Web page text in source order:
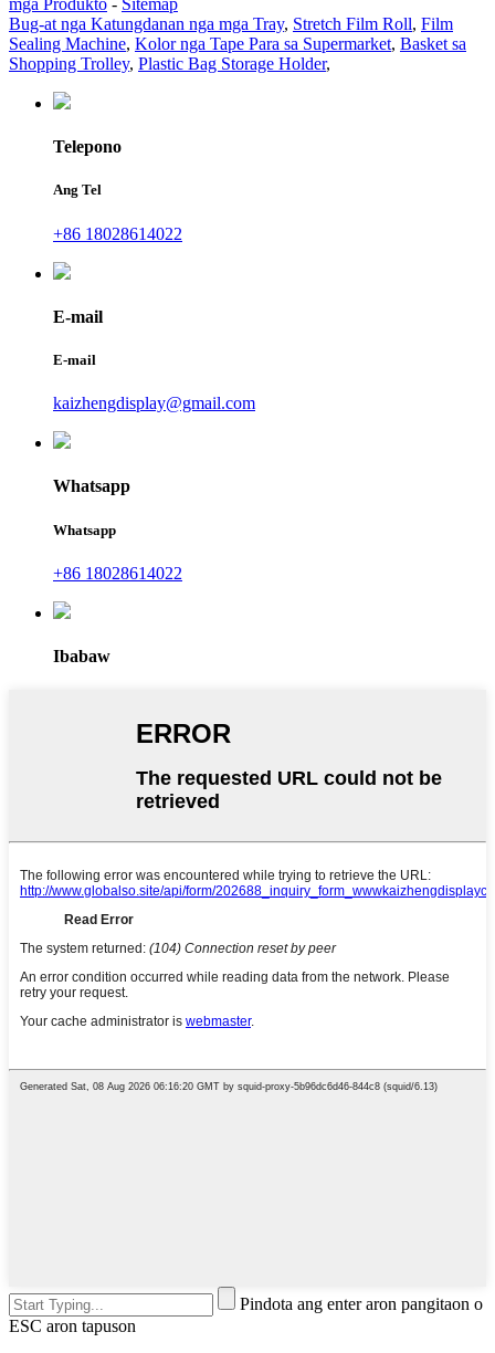
mga Produkto - Sitemap
Bug-at nga Katungdanan nga mga Tray, Stretch Film Roll, Film
Sealing Machine, Kolor nga Tape Para sa Supermarket, Basket sa
Shopping Trolley, Plastic Bag Storage Holder,
Telepono
Ang Tel
+86 18028614022
E-mail
E-mail
kaizhengdisplay@gmail.com
Whatsapp
Whatsapp
+86 18028614022
Ibabaw
Pindota ang enter aron pangitaon o
ESC aron tapuson